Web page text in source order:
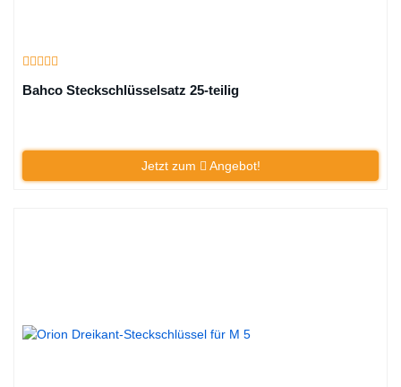
Bahco Steckschlüsselsatz 25-teilig
Jetzt zum Angebot!